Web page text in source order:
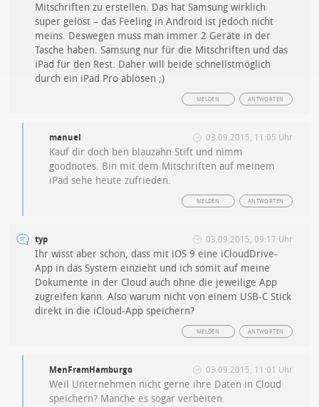
Mitschriften zu erstellen. Das hat Samsung wirklich
super gelöst – das Feeling in Android ist jedoch nicht
meins. Deswegen muss man immer 2 Geräte in der
Tasche haben. Samsung nur für die Mitschriften und das
iPad für den Rest. Daher will beide schnellstmöglich
durch ein iPad Pro ablösen ;)
ANTWORTEN
MELDEN
manuel 03.09.2015, 11:05 Uhr
Kauf dir doch ben blauzahn Stift und nimm
goodnotes. Bin mit dem Mitschriften auf meinem
iPad sehe heute zufrieden.
ANTWORTEN
MELDEN
typ 03.09.2015, 09:17 Uhr
Ihr wisst aber schon, dass mit iOS 9 eine iCloudDrive-
App in das System einzieht und ich somit auf meine
Dokumente in der Cloud auch ohne die jeweilige App
zugreifen kann. Also warum nicht von einem USB-C Stick
direkt in die iCloud-App speichern?
ANTWORTEN
MELDEN
MenFramHamburgo 03.09.2015, 11:01 Uhr
Weil Unternehmen nicht gerne ihre Daten in Cloud
speichern? Manche es sogar verbeiten.